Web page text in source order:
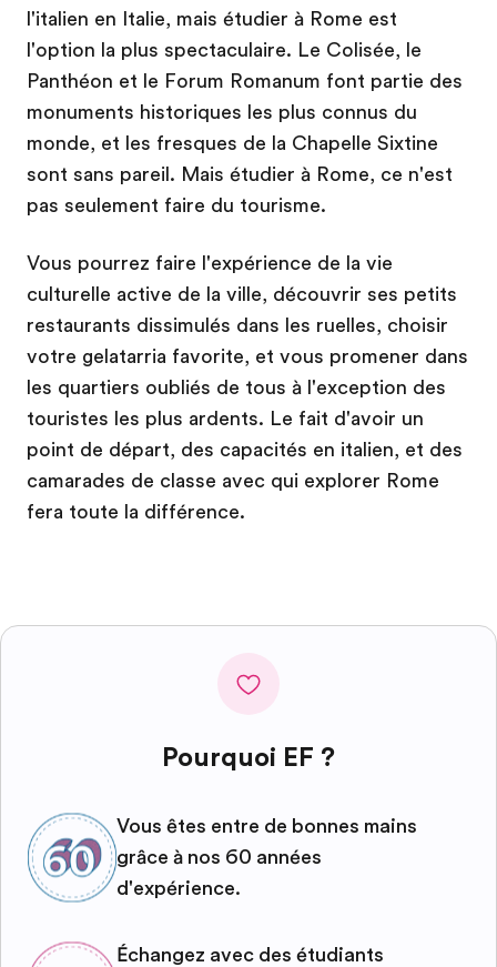
l'italien en Italie, mais étudier à Rome est
l'option la plus spectaculaire. Le Colisée, le
Panthéon et le Forum Romanum font partie des
monuments historiques les plus connus du
monde, et les fresques de la Chapelle Sixtine
sont sans pareil. Mais étudier à Rome, ce n'est
pas seulement faire du tourisme.
Vous pourrez faire l'expérience de la vie
culturelle active de la ville, découvrir ses petits
restaurants dissimulés dans les ruelles, choisir
votre gelatarria favorite, et vous promener dans
les quartiers oubliés de tous à l'exception des
touristes les plus ardents. Le fait d'avoir un
point de départ, des capacités en italien, et des
camarades de classe avec qui explorer Rome
fera toute la différence.
Pourquoi EF ?
Vous êtes entre de bonnes mains
grâce à nos 60 années
d'expérience.
Échangez avec des étudiants